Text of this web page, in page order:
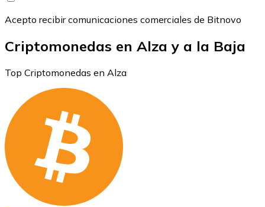
Acepto recibir comunicaciones comerciales de Bitnovo
Criptomonedas en Alza y a la Baja
Top Criptomonedas en Alza